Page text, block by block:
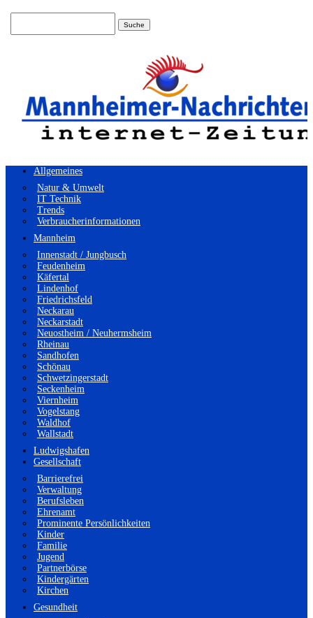
Allgemeines
Natur & Umwelt
IT Technik
Trends
Verbraucherinformationen
Mannheim
Innenstadt / Jungbusch
Feudenheim
Käfertal
Lindenhof
Friedrichsfeld
Neckarau
Neckarstadt
Neuostheim / Neuhermsheim
Rheinau
Sandhofen
Schönau
Schwetzingerstadt
Seckenheim
Viernheim
Vogelstang
Waldhof
Wallstadt
Ludwigshafen
Gesellschaft
Barrierefrei
Verwaltung
Berufsleben
Ehrenamt
Prominente Persönlichkeiten
Kinder
Familie
Jugend
Partnerbörse
Kindergärten
Kirchen
Gesundheit